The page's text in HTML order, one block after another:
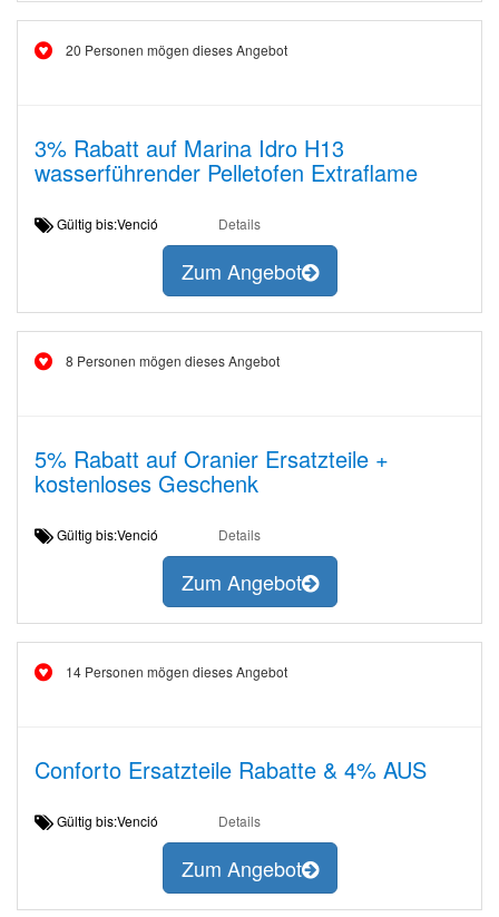
20 Personen mögen dieses Angebot
3% Rabatt auf Marina Idro H13
wasserführender Pelletofen Extraflame
Gültig bis:Venció Details
Zum Angebot
8 Personen mögen dieses Angebot
5% Rabatt auf Oranier Ersatzteile +
kostenloses Geschenk
Gültig bis:Venció Details
Zum Angebot
14 Personen mögen dieses Angebot
Conforto Ersatzteile Rabatte & 4% AUS
Gültig bis:Venció Details
Zum Angebot